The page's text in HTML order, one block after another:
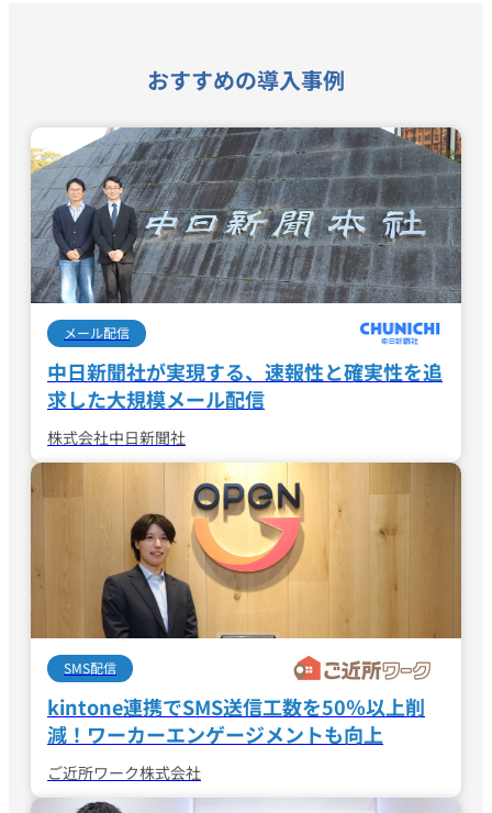
おすすめの導入事例
メール配信
中日新聞社が実現する、速報性と確実性を追
求した大規模メール配信
株式会社中日新聞社
SMS配信
kintone連携でSMS送信工数を50％以上削
減！ワーカーエンゲージメントも向上
ご近所ワーク株式会社